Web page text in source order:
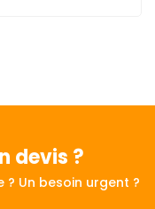
devis ?
Un besoin urgent ?